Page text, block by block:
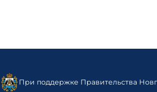
При поддержке Правительства